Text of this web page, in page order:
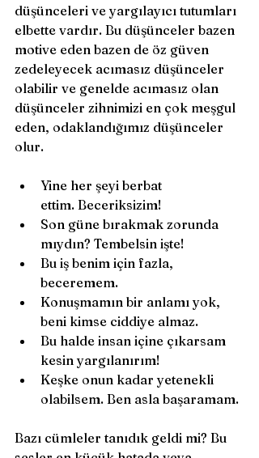
düşünceleri ve yargılayıcı tutumları
elbette vardır. Bu düşünceler bazen
motive eden bazen de öz güven
zedeleyecek acımasız düşünceler
olabilir ve genelde acımasız olan
düşünceler zihnimizi en çok meşgul
eden, odaklandığımız düşünceler
olur.
Yine her şeyi berbat
ettim. Beceriksizim!
Son güne bırakmak zorunda
mıydın? Tembelsin işte!
Bu iş benim için fazla,
beceremem.
Konuşmamın bir anlamı yok,
beni kimse ciddiye almaz.
Bu halde insan içine çıkarsam
kesin yargılanırım!
Keşke onun kadar yetenekli
olabilsem. Ben asla başaramam.
Bazı cümleler tanıdık geldi mi? Bu